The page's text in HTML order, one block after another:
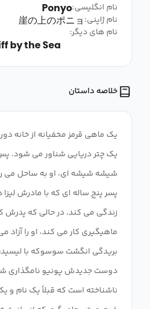
نام انگلیسی:Ponyo
نام ژاپنی:崖の上のポニョ
نام های دیگر:
by the Sea
خلاصه داستان
یک ماهی قرمز مخفیانه از خانه
یک چتر دریایی شناور می شود.
شیشه شیشه ای، او به ساحل می
پسر پنج ساله ای که با مادرش لیزا
زندگی می کند، در حالی که
ماهیگیری کار می کند، او را آزاد
بریدگی انگشت سوسوکه با
دوست جدیدش پونیو نامگذاری
ناشناخته است که قبلاً یک نام و